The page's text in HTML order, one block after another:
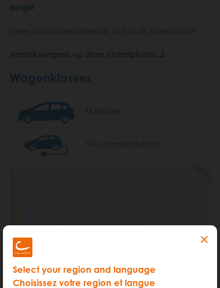
Select your region and language
Choisissez votre region et langue
België
Wagenklasses